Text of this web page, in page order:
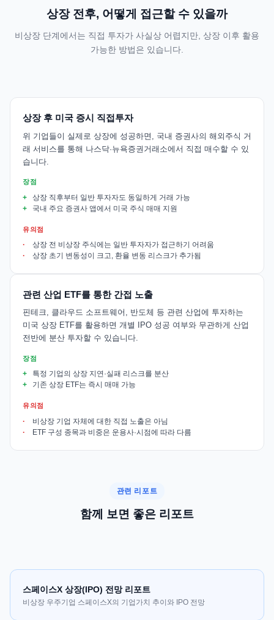
상장 전후, 어떻게 접근할 수 있을까
비상장 단계에서는 직접 투자가 사실상 어렵지만, 상장 이후 활용
가능한 방법은 있습니다.
상장 후 미국 증시 직접투자
위 기업들이 실제로 상장에 성공하면, 국내 증권사의 해외주식 거
래 서비스를 통해 나스닥·뉴욕증권거래소에서 직접 매수할 수 있
습니다.
장점
상장 직후부터 일반 투자자도 동일하게 거래 가능
국내 주요 증권사 앱에서 미국 주식 매매 지원
유의점
상장 전 비상장 주식에는 일반 투자자가 접근하기 어려움
상장 초기 변동성이 크고, 환율 변동 리스크가 추가됨
관련 산업 ETF를 통한 간접 노출
핀테크, 클라우드 소프트웨어, 반도체 등 관련 산업에 투자하는
미국 상장 ETF를 활용하면 개별 IPO 성공 여부와 무관하게 산업
전반에 분산 투자할 수 있습니다.
장점
특정 기업의 상장 지연·실패 리스크를 분산
기존 상장 ETF는 즉시 매매 가능
유의점
비상장 기업 자체에 대한 직접 노출은 아님
ETF 구성 종목과 비중은 운용사·시점에 따라 다름
관련 리포트
함께 보면 좋은 리포트
스페이스X 상장(IPO) 전망 리포트
비상장 우주기업 스페이스X의 기업가치 추이와 IPO 전망